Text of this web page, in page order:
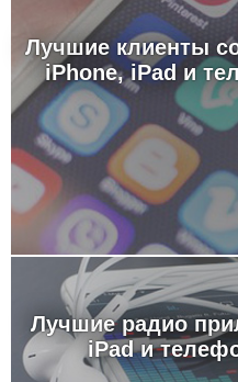
Лучшие клиенты
iPhone, iPad и
Лучшие радио
iPad и